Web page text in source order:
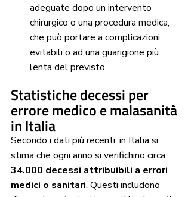
adeguate dopo un intervento
chirurgico o una procedura medica,
che può portare a complicazioni
evitabili o ad una guarigione più
lenta del previsto.
Statistiche decessi per
errore medico e malasanità
in Italia
Secondo i dati più recenti, in Italia si
stima che ogni anno si verifichino circa
34.000 decessi attribuibili a errori
medici o sanitari. Questi includono